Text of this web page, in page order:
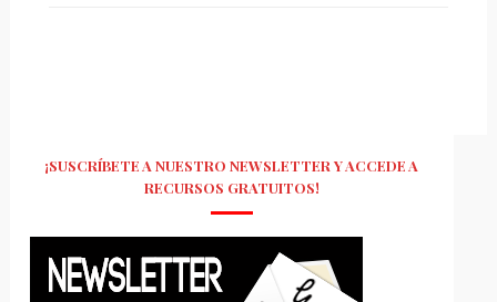
¡SUSCRÍBETE A NUESTRO NEWSLETTER Y ACCEDE A
RECURSOS GRATUITOS!